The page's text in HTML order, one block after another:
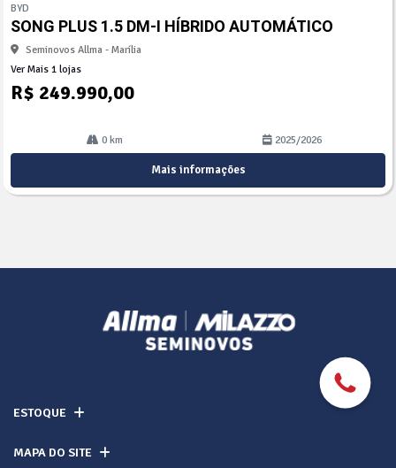
arti
lhe
BYD
SONG PLUS 1.5 DM-I HÍBRIDO AUTOMÁTICO
Seminovos Allma - Marília
Ver Mais 1 lojas
R$ 249.990,00
0 km 2025/2026
Mais informações
ESTOQUE
MAPA DO SITE